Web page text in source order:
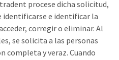
procese dicha solicitud,
identificarse e identificar la
corregir o eliminar. Al
se solicita a las personas
completa y veraz. Cuando